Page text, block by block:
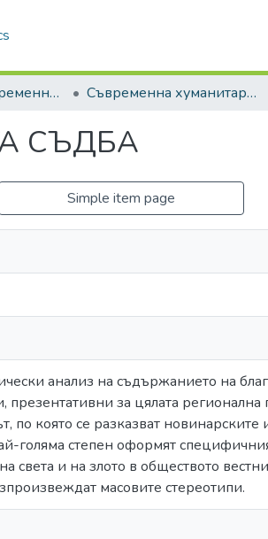
5. Списание Съвременна хуманитаристика | Journal of Contemporary Humanitaristics Съвременна хуманитаристика, 2010, Брой 1
СЪДБА
Simple item page
анализ на съдържанието на
презентативни за цялата
по която се разказват
голяма степен оформят
света и на злото в обществото
масовите стереотипи.